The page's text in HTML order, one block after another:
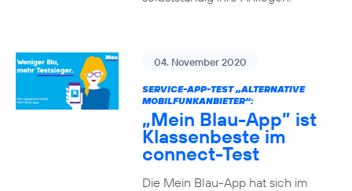
04. November 2020
SERVICE-APP-TEST „ALTERNATIVE
MOBILFUNKANBIETER“:
„Mein Blau-App” ist
Klassenbeste im
connect-Test
Die Mein Blau-App hat sich im